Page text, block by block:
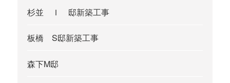
杉並 Ｉ 邸新築工事
板橋 S邸新築工事
森下M邸